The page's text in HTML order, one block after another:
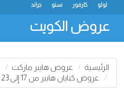
جراند نستو كارفور لولو
عروض الكويت
الرئيسية عروض هايبر ماركت
عروض كبايان هايبر من 17 إلى 23 نوفمبر 2022